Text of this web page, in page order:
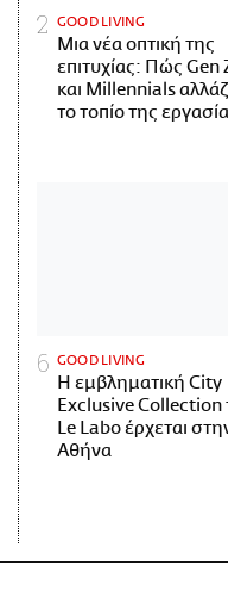
GOOD LIVING
Μια νέα οπτική της
επιτυχίας: Πώς Gen
και Millennials
το τοπίο της
GOOD LIVING
Η εμβληματική City
Exclusive Collection
Le Labo έρχεται
Αθήνα